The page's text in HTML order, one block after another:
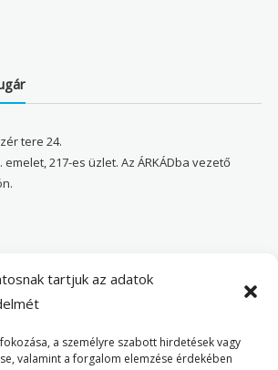
tartjuk az adatok
a személyre szabott hirdetések vagy
valamint a forgalom elemzése érdekében
tere 24.
217-es üzlet. Az ÁRKÁDba vezető